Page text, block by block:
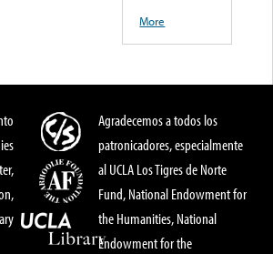
More
Agradecemos a todos los
patronicadores, especialmente
al UCLA Los Tigres de Norte
Fund, National Endowment for
the Humanities, National
Endowment for the